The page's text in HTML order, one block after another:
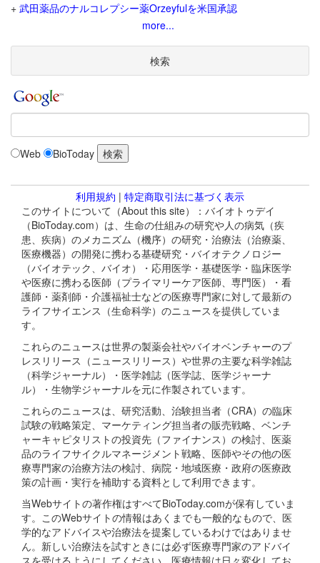
+ 武田薬品のナルコレプシー薬Orzeyfulを米国承認
more...
検索
Web BioToday
利用規約 | 特定商取引法に基づく表示
このサイトについて（About this site）：バイオトゥデイ
（BioToday.com）は、生命の仕組みの研究や人の病気（疾
患、疾病）のメカニズム（機序）の研究・治療法（治療薬、
医療機器）の開発に携わる基礎研究・バイオテクノロジー
（バイオテック、バイオ）・応用医学・基礎医学・臨床医学
や医療に携わる医師（プライマリーケア医師、専門医）・看
護師・薬剤師・介護福祉士などの医療専門家に対して最新の
ライフサイエンス（生命科学）のニュースを提供していま
す。
これらのニュースは世界の製薬会社やバイオベンチャーのプ
レスリリース（ニュースリリース）や世界の主要な科学雑誌
（科学ジャーナル）・医学雑誌（医学誌、医学ジャーナ
ル）・生物学ジャーナルを元に作製されています。
これらのニュースは、研究活動、治験担当者（CRA）の臨床
試験の戦略策定、マーケティング担当者の販売戦略、ベンチ
ャーキャピタリストの投資先（ファイナンス）の検討、医薬
品のライフサイクルマネージメント戦略、医師やその他の医
療専門家の治療方法の検討、病院・地域医療・政府の医療政
策の計画・実行を補助する資料として利用できます。
当Webサイトの著作権はすべてBioToday.comが保有していま
す。このWebサイトの情報はあくまでも一般的なもので、医
学的なアドバイスや治療法を提案しているわけではありませ
ん。新しい治療法を試すときには必ず医療専門家のアドバイ